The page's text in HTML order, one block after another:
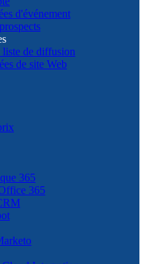
d'événement
de diffusion
de site Web
365
365